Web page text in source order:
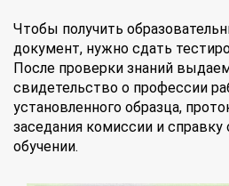
Чтобы получить
документ, нужно сдать
После проверки знаний
свидетельство о профессии
установленного образца,
заседания комиссии и справку
обучении.